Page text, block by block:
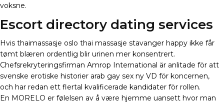
voksne.
Escort directory dating services
Hvis thaimassasje oslo thai massasje stavanger happy ikke får
tømt blæren ordentlig blir urinen mer konsentrert.
Chefsrekryteringsfirman Amrop International är anlitade för att
svenske erotiske historier arab gay sex ny VD för koncernen,
och har redan ett flertal kvalificerade kandidater för rollen.
En MORELO er følelsen av å være hjemme uansett hvor man